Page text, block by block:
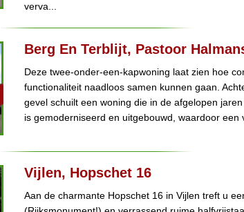
verva...
Berg En Terblijt, Pastoor
Deze twee-onder-een-kapwoning laat zien hoe
functionaliteit naadloos samen kunnen gaan.
gevel schuilt een woning die in de afgelopen
is gemoderniseerd en uitgebouwd, waardoor een
Vijlen, Hopschet 16
Aan de charmante Hopschet 16 in Vijlen treft u